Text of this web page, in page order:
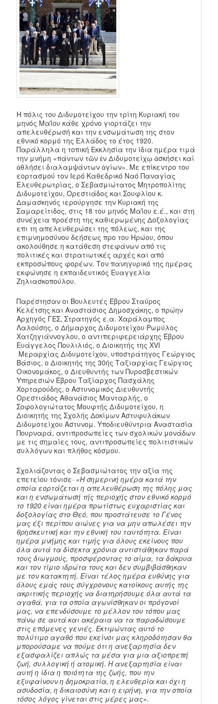
Η πόλις του Διδυμοτείχου την τρίτη Κυριακή του
μηνός Μαΐου κάθε χρόνο γιορτάζει την
απελευθέρωσή και την ενσωμάτωση της στον
εθνικό κορμό της Ελλάδος το έτος 1920.
Παράλληλα η τοπική Εκκλησία την ίδια ημέρα τιμά
την μνήμη «πάντων τῶν ἐν Διδυμοτείχῳ ἀσκήσει καί
ἀθλήσει διαλαμψάντων ἁγίων». Με επίκεντρο του
εορτασμού τον Ιερό Καθεδρικό Ναό Παναγίας
Ελευθερωτρίας, ο Σεβασμιώτατος Μητροπολίτης
Διδυμοτείχου, Ορεστιάδος και Σουφλίου κ.
Δαμασκηνός ιερούργησε την Κυριακή της
Σαμαρείτιδος, στις 18 του μηνός Μαΐου ε.έ., και στη
συνέχεια προέστη της καθιερωμένης Δοξολογίας
επι τη απελευθερώσει της πόλεως, και της
επιμνημοσύνου δεήσεως προ του Ηρώου, όπου
ακολούθησε η κατάθεση στεφάνων από τις
πολιτικές και στρατιωτικές αρχές και από
εκπροσώπους φορέων. Τον πανηγυρικό της ημέρας
εκφώνησε η εκπαιδευτικός Ευαγγελία
Ζηλιασκοπούλου.
Παρέστησαν οι Βουλευτές Έβρου Σταύρος
Κελέτσης και Αναστάσιος Δημοσχάκης, ο πρώην
Αρχηγός ΓΕΣ, Στρατηγός ε.α. Χαράλαμπος
Λαλούσης, ο Δήμαρχος Διδυμοτείχου Ρωμύλος
Χατζηγιάννογλου, ο αντιπεριφερειάρχης Έβρου
Ευάγγελος Πουλιλιός, ο Διοικητής της XVI
Μεραρχίας Διδυμοτείχου, υποστράτηγος Γεώργιος
Βάσιος, ο Διοικητής της 30ής Ταξιαρχίας Γεώργιος
Οικονομάκος, ο Διευθυντής των Πυροσβεστικών
Υπηρεσιών Έβρου Ταξίαρχος Πασχάλης
Χορταρούδης, ο Αστυνομικός Διευθυντής
Ορεστιάδος Αθανάσιος Μανταρλής, ο
Σοφολογιώτατος Μουφτής Διδυμοτείχου, η
Διοικητής της Σχολής Δοκίμων Αστυφυλάκων
Διδυμοτείχου Αστυνομ. Υποδιευθύντρια Αναστασία
Πουρναρά, αντιπροσωπείες των σχολικών μονάδων
με τις σημαίες τους, αντιπροσωπείες πολιτιστικών
συλλόγων και πλήθος κόσμου.
Σχολιάζοντας ο Σεβασμιώτατος την αξία της
επετείου τόνισε· «Η σημερινή ημέρα κατά την
οποία εορτάζεται η απελευθέρωση της πόλης μας
και η ενσωμάτωσή τής περιοχής στον εθνικό κορμό
το 1920 είναι ημέρα πρωτίστως ευχαριστίας και
δοξολογίας στο Θεό, που προστάτευσε το Γένος
μας έξι περίπου αιώνες για να μην απωλέσει την
θρησκευτική και την εθνική του ταυτότητα. Είναι
ημέρα μνήμης και τιμής για όλους εκείνους που
όλα αυτά τα δίσεκτα χρόνια αντιστάθηκαν παρά
τους διωγμούς, προσφέροντας το αίμα, τα δάκρυα
και τον τίμιο ιδρώτα τους και δεν συμβιβάσθηκαν
με τον κατακτητή. Είναι τέλος ημέρα ευθύνης για
όλους εμάς τους σύγχρονους κατοίκους αυτής της
ακριτικής περιοχής να διατηρήσουμε όλα αυτά τα
αγαθά, για τα οποία αγωνίσθηκαν οι πρόγονοί
μας, να επενδύσουμε το μέλλον του τόπου μας
πάνω σε αυτά και ακέραια να τα παραδώσουμε
στις επόμενες γενιές. Εκτιμώντας αυτό το
πολύτιμο αγαθό που εκείνοι μας κληροδότησαν θα
μπορούσαμε να πούμε ότι η ανεξαρτησία δεν
εξασφαλίζει απλώς τα μέσα για μια αξιοπρεπή
ζωή, συλλογική ή ατομική. Η ανεξαρτησία είναι
αυτή η ίδια η ποιότητα της ζωής, που την
εξυφαίνουν η δημοκρατία, η ελευθερία και όχι η
ασυδοσία, η δικαιοσύνη και η ειρήνη, για την οποία
τόσος λόγος γίνεται στις μέρες μας».